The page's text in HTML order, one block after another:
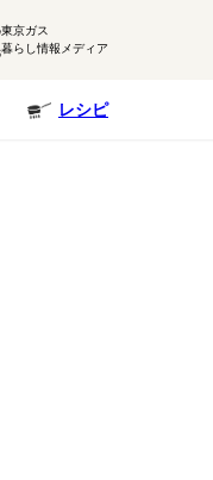
東京ガス
暮らし情報メディア
レシピ